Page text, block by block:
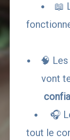
📖
🧠 Les
🎧
tout le